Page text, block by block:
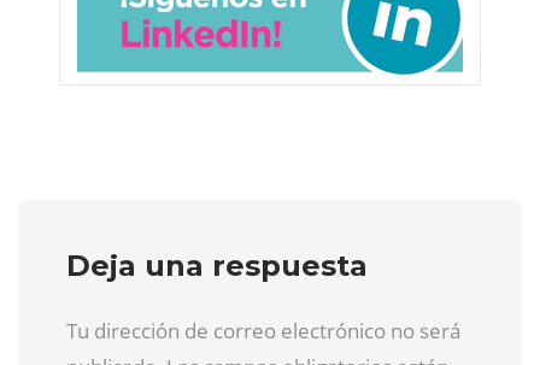
Deja una respuesta
Tu dirección de correo electrónico no será